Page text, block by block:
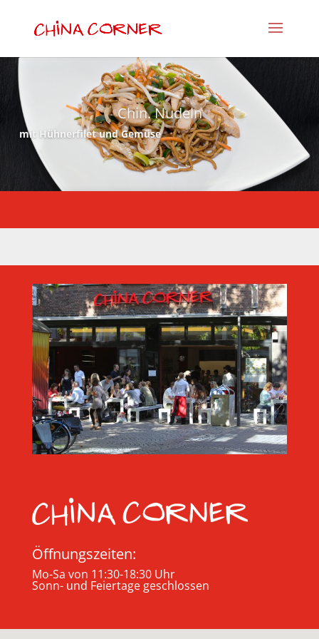
Chin. Nudeln
mit Hühnerfilet und Gemüse
Öffnungszeiten:
Mo-Sa von 11:30-18:30 Uhr
Sonn- und Feiertage geschlossen